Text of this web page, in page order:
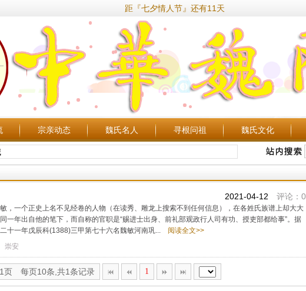
距『七夕情人节』还有11天
宗亲动态 魏氏名人 寻根问祖 魏氏文化
2021-04-12 评论：0
一个正史上名不见经卷的人物（在读秀、雕龙上搜索不到任何信息），在各姓氏族谱上却大大
一年出自他的笔下，而自称的官职是“赐进士出身、前礼部观政行人司有功、授吏部都给事”。据
十一年戊辰科(1388)三甲第七十六名魏敏河南巩...
阅读全文>>
崇安
页 每页10条,共1条记录 1